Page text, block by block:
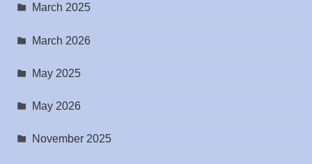
March 2025
March 2026
May 2025
May 2026
November 2025